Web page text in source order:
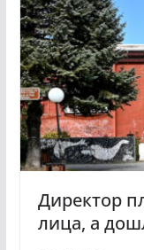
Директор
лица, а